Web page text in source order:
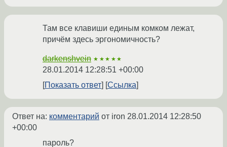
Там все клавиши единым комком лежат,
причём здесь эргономичность?
darkenshvein ★★★★★
28.01.2014 12:28:51 +00:00
Показать ответ
Ссылка
Ответ на: комментарий от iron 28.01.2014 12:28:50
+00:00
пароль?